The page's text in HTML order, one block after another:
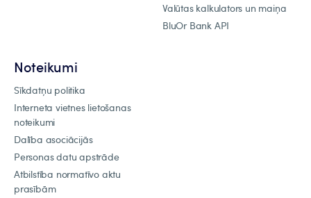
Valūtas kalkulators un maiņa
BluOr Bank API
Noteikumi
Sīkdatņu politika
Interneta vietnes lietošanas
noteikumi
Dalība asociācijās
Personas datu apstrāde
Atbilstība normatīvo aktu
prasībām